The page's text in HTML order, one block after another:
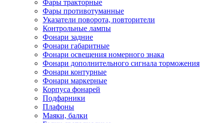
Фары тракторные
Фары противотуманные
Указатели поворота, повторители
Контрольные лампы
Фонари задние
Фонари габаритные
Фонари освещения номерного знака
Фонари дополнительного сигнала торможения
Фонари контурные
Фонари маркерные
Корпуса фонарей
Подфарники
Плафоны
Маяки, балки